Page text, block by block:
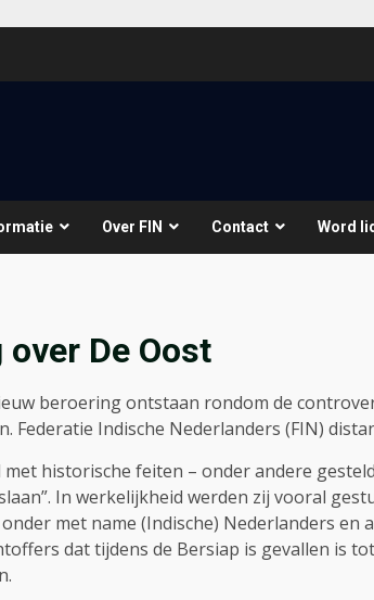
Over FIN Contact Word
De Oost
beroering ontstaan rondom de
Federatie Indische Nederlanders (FIN)
historische feiten – onder andere
In werkelijkheid werden zij vooral
met name (Indische) Nederlanders
dat tijdens de Bersiap is gevallen is